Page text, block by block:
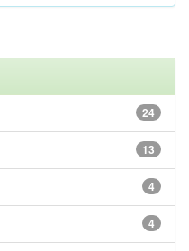
24
13
4
4